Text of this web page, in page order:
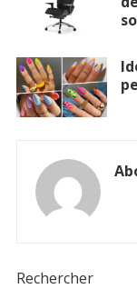
Rechercher